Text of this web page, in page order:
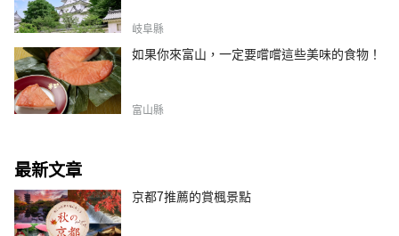
岐阜縣
如果你來富山，一定要嚐嚐這些美味的食物！
富山縣
最新文章
京都7推薦的賞楓景點